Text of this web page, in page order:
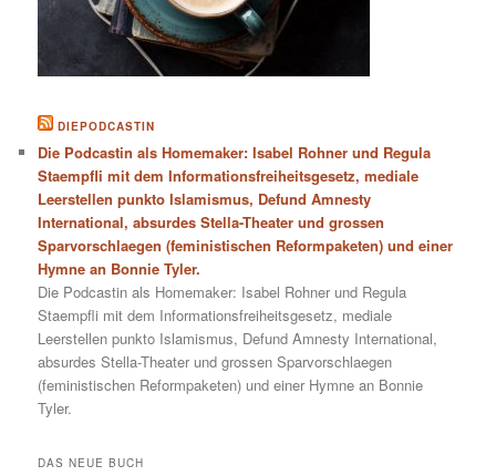
DIEPODCASTIN
Die Podcastin als Homemaker: Isabel Rohner und Regula
Staempfli mit dem Informationsfreiheitsgesetz, mediale
Leerstellen punkto Islamismus, Defund Amnesty
International, absurdes Stella-Theater und grossen
Sparvorschlaegen (feministischen Reformpaketen) und einer
Hymne an Bonnie Tyler.
Die Podcastin als Homemaker: Isabel Rohner und Regula
Staempfli mit dem Informationsfreiheitsgesetz, mediale
Leerstellen punkto Islamismus, Defund Amnesty International,
absurdes Stella-Theater und grossen Sparvorschlaegen
(feministischen Reformpaketen) und einer Hymne an Bonnie
Tyler.
DAS NEUE BUCH